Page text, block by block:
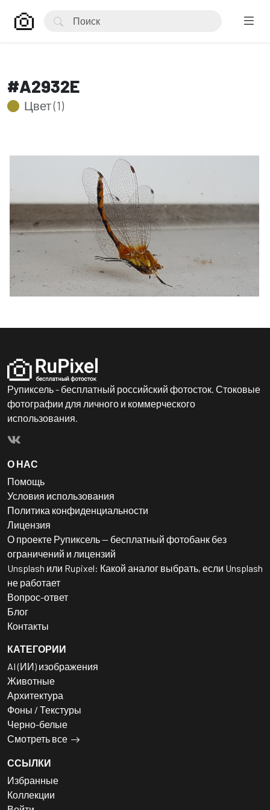
#A2932E
Цвет (1)
Рупиксель - бесплатный российский фотосток. Стоковые
фотографии для личного и коммерческого
использования.
О НАС
Помощь
Условия использования
Политика конфиденциальности
Лицензия
О проекте Рупиксель — бесплатный фотобанк без
ограничений и лицензий
Unsplash или Rupixel: Какой аналог выбрать, если Unsplash
не работает
Вопрос-ответ
Блог
Контакты
КАТЕГОРИИ
AI (ИИ) изображения
Животные
Архитектура
Фоны / Текстуры
Черно-белые
Смотреть все
ССЫЛКИ
Избранные
Коллекции